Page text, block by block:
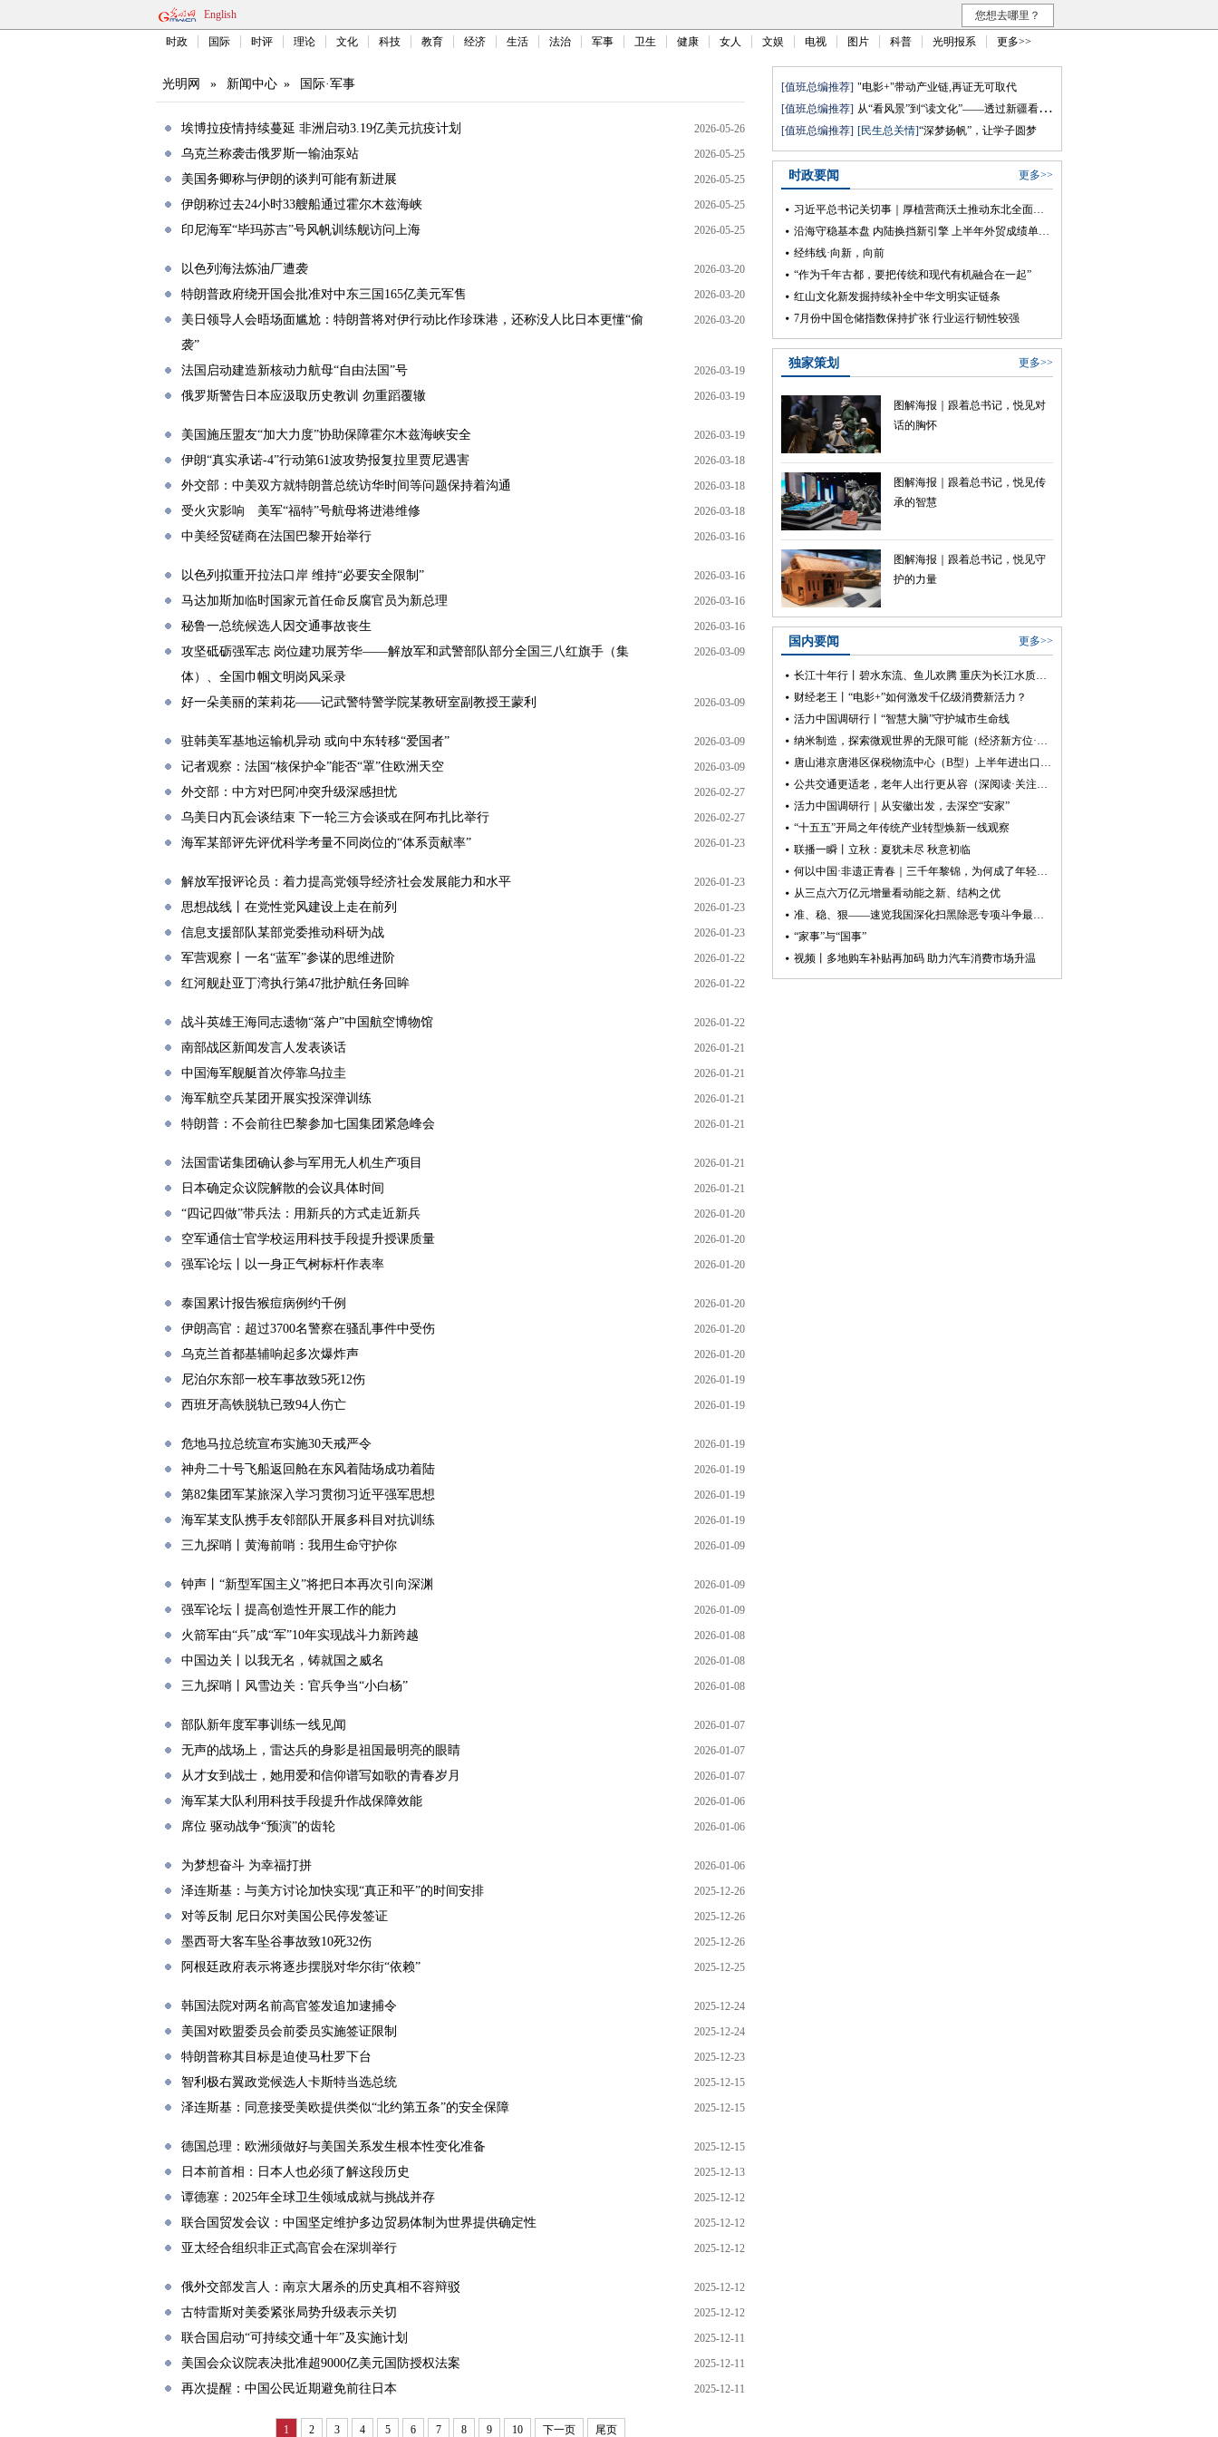
English 您想去哪里？
时政 国际 时评 理论 文化 科技 教育 经济 生活 法治 军事 卫生 健康 女人 文娱 电视 图片 科普 光明报系 更多>>
光明网 » 新闻中心 » 国际·军事
埃博拉疫情持续蔓延 非洲启动3.19亿美元抗疫计划 2026-05-26
乌克兰称袭击俄罗斯一输油泵站 2026-05-25
美国务卿称与伊朗的谈判可能有新进展 2026-05-25
伊朗称过去24小时33艘船通过霍尔木兹海峡 2026-05-25
印尼海军“毕玛苏吉”号风帆训练舰访问上海 2026-05-25
以色列海法炼油厂遭袭 2026-03-20
特朗普政府绕开国会批准对中东三国165亿美元军售 2026-03-20
美日领导人会晤场面尴尬：特朗普将对伊行动比作珍珠港，还称没人比日本更懂“偷
袭”
2026-03-20
法国启动建造新核动力航母“自由法国”号 2026-03-19
俄罗斯警告日本应汲取历史教训 勿重蹈覆辙 2026-03-19
美国施压盟友“加大力度”协助保障霍尔木兹海峡安全 2026-03-19
伊朗“真实承诺-4”行动第61波攻势报复拉里贾尼遇害 2026-03-18
外交部：中美双方就特朗普总统访华时间等问题保持着沟通 2026-03-18
受火灾影响 美军“福特”号航母将进港维修 2026-03-18
中美经贸磋商在法国巴黎开始举行 2026-03-16
以色列拟重开拉法口岸 维持“必要安全限制” 2026-03-16
马达加斯加临时国家元首任命反腐官员为新总理 2026-03-16
秘鲁一总统候选人因交通事故丧生 2026-03-16
攻坚砥砺强军志 岗位建功展芳华——解放军和武警部队部分全国三八红旗手（集
体）、全国巾帼文明岗风采录
2026-03-09
好一朵美丽的茉莉花——记武警特警学院某教研室副教授王蒙利 2026-03-09
驻韩美军基地运输机异动 或向中东转移“爱国者” 2026-03-09
记者观察：法国“核保护伞”能否“罩”住欧洲天空 2026-03-09
外交部：中方对巴阿冲突升级深感担忧 2026-02-27
乌美日内瓦会谈结束 下一轮三方会谈或在阿布扎比举行 2026-02-27
海军某部评先评优科学考量不同岗位的“体系贡献率” 2026-01-23
解放军报评论员：着力提高党领导经济社会发展能力和水平 2026-01-23
思想战线丨在党性党风建设上走在前列 2026-01-23
信息支援部队某部党委推动科研为战 2026-01-23
军营观察丨一名“蓝军”参谋的思维进阶 2026-01-22
红河舰赴亚丁湾执行第47批护航任务回眸 2026-01-22
战斗英雄王海同志遗物“落户”中国航空博物馆 2026-01-22
南部战区新闻发言人发表谈话 2026-01-21
中国海军舰艇首次停靠乌拉圭 2026-01-21
海军航空兵某团开展实投深弹训练 2026-01-21
特朗普：不会前往巴黎参加七国集团紧急峰会 2026-01-21
法国雷诺集团确认参与军用无人机生产项目 2026-01-21
日本确定众议院解散的会议具体时间 2026-01-21
“四记四做”带兵法：用新兵的方式走近新兵 2026-01-20
空军通信士官学校运用科技手段提升授课质量 2026-01-20
强军论坛丨以一身正气树标杆作表率 2026-01-20
泰国累计报告猴痘病例约千例 2026-01-20
伊朗高官：超过3700名警察在骚乱事件中受伤 2026-01-20
乌克兰首都基辅响起多次爆炸声 2026-01-20
尼泊尔东部一校车事故致5死12伤 2026-01-19
西班牙高铁脱轨已致94人伤亡 2026-01-19
危地马拉总统宣布实施30天戒严令 2026-01-19
神舟二十号飞船返回舱在东风着陆场成功着陆 2026-01-19
第82集团军某旅深入学习贯彻习近平强军思想 2026-01-19
海军某支队携手友邻部队开展多科目对抗训练 2026-01-19
三九探哨丨黄海前哨：我用生命守护你 2026-01-09
钟声丨“新型军国主义”将把日本再次引向深渊 2026-01-09
强军论坛丨提高创造性开展工作的能力 2026-01-09
火箭军由“兵”成“军”10年实现战斗力新跨越 2026-01-08
中国边关丨以我无名，铸就国之威名 2026-01-08
三九探哨丨风雪边关：官兵争当“小白杨” 2026-01-08
部队新年度军事训练一线见闻 2026-01-07
无声的战场上，雷达兵的身影是祖国最明亮的眼睛 2026-01-07
从才女到战士，她用爱和信仰谱写如歌的青春岁月 2026-01-07
海军某大队利用科技手段提升作战保障效能 2026-01-06
席位 驱动战争“预演”的齿轮 2026-01-06
为梦想奋斗 为幸福打拼 2026-01-06
泽连斯基：与美方讨论加快实现“真正和平”的时间安排 2025-12-26
对等反制 尼日尔对美国公民停发签证 2025-12-26
墨西哥大客车坠谷事故致10死32伤 2025-12-26
阿根廷政府表示将逐步摆脱对华尔街“依赖” 2025-12-25
韩国法院对两名前高官签发追加逮捕令 2025-12-24
美国对欧盟委员会前委员实施签证限制 2025-12-24
特朗普称其目标是迫使马杜罗下台 2025-12-23
智利极右翼政党候选人卡斯特当选总统 2025-12-15
泽连斯基：同意接受美欧提供类似“北约第五条”的安全保障 2025-12-15
德国总理：欧洲须做好与美国关系发生根本性变化准备 2025-12-15
日本前首相：日本人也必须了解这段历史 2025-12-13
谭德塞：2025年全球卫生领域成就与挑战并存 2025-12-12
联合国贸发会议：中国坚定维护多边贸易体制为世界提供确定性 2025-12-12
亚太经合组织非正式高官会在深圳举行 2025-12-12
俄外交部发言人：南京大屠杀的历史真相不容辩驳 2025-12-12
古特雷斯对美委紧张局势升级表示关切 2025-12-12
联合国启动“可持续交通十年”及实施计划 2025-12-11
美国会众议院表决批准超9000亿美元国防授权法案 2025-12-11
再次提醒：中国公民近期避免前往日本 2025-12-11
1 2 3 4 5 6 7 8 9 10 下一页 尾页